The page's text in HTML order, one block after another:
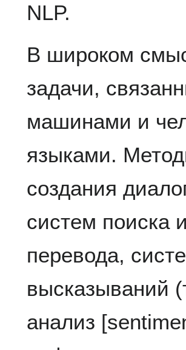
NLP.
В широком
задачи,
машинами и
языками.
создания
систем поиска
перевода,
высказываний
анализ